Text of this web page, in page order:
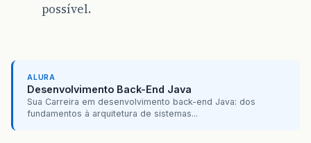
possível.
ALURA
Desenvolvimento Back-End Java
Sua Carreira em desenvolvimento back-end Java: dos
fundamentos à arquitetura de sistemas...